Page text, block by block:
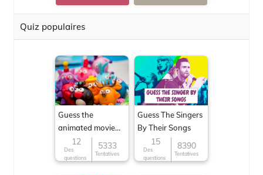
Quiz populaires
Guess the
animated movie
character
12
Des
questions
5333
Tentatives
Guess The Singers
By Their Songs
15
Des
questions
8390
Tentatives